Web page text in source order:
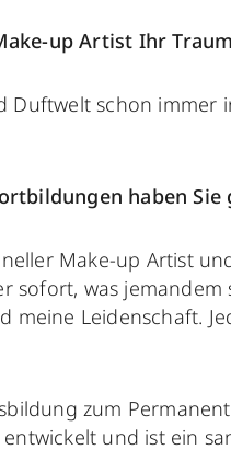
up Artist Ihr
Duftwelt schon immer
haben Sie
Make-up Artist
sofort, was
meine Leidenschaft.
zum
und ist ein